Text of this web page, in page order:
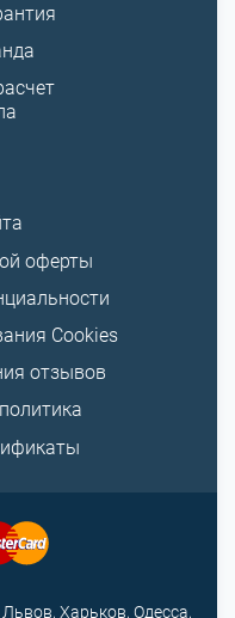
оферты
Cookies
отзывов
Харьков, Одесса,